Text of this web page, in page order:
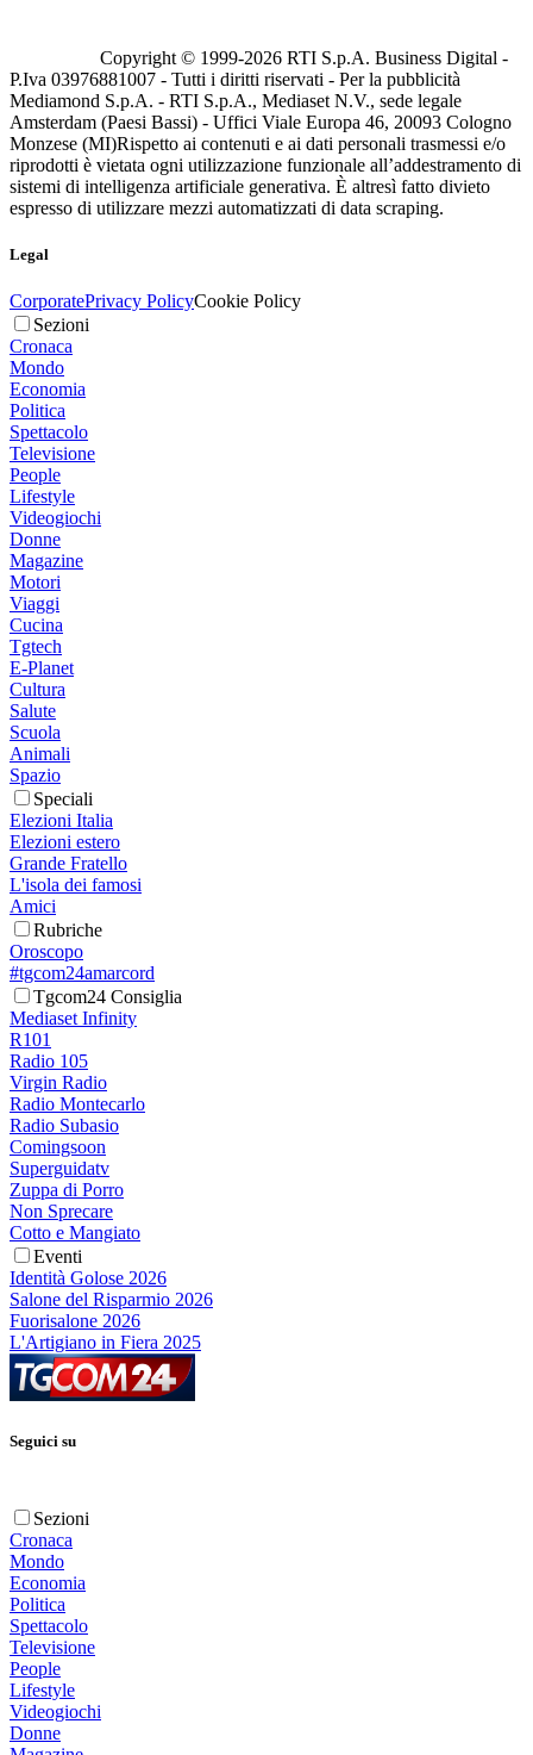
Copyright © 1999-2026 RTI S.p.A. Business Digital -
P.Iva 03976881007 - Tutti i diritti riservati - Per la pubblicità
Mediamond S.p.A. - RTI S.p.A., Mediaset N.V., sede legale
Amsterdam (Paesi Bassi) - Uffici Viale Europa 46, 20093 Cologno
Monzese (MI)Rispetto ai contenuti e ai dati personali trasmessi e/o
riprodotti è vietata ogni utilizzazione funzionale all’addestramento di
sistemi di intelligenza artificiale generativa. È altresì fatto divieto
espresso di utilizzare mezzi automatizzati di data scraping.
Legal
CorporatePrivacy PolicyCookie Policy
Sezioni
Cronaca
Mondo
Economia
Politica
Spettacolo
Televisione
People
Lifestyle
Videogiochi
Donne
Magazine
Motori
Viaggi
Cucina
Tgtech
E-Planet
Cultura
Salute
Scuola
Animali
Spazio
Speciali
Elezioni Italia
Elezioni estero
Grande Fratello
L'isola dei famosi
Amici
Rubriche
Oroscopo
#tgcom24amarcord
Tgcom24 Consiglia
Mediaset Infinity
R101
Radio 105
Virgin Radio
Radio Montecarlo
Radio Subasio
Comingsoon
Superguidatv
Zuppa di Porro
Non Sprecare
Cotto e Mangiato
Eventi
Identità Golose 2026
Salone del Risparmio 2026
Fuorisalone 2026
L'Artigiano in Fiera 2025
Seguici su
Sezioni
Cronaca
Mondo
Economia
Politica
Spettacolo
Televisione
People
Lifestyle
Videogiochi
Donne